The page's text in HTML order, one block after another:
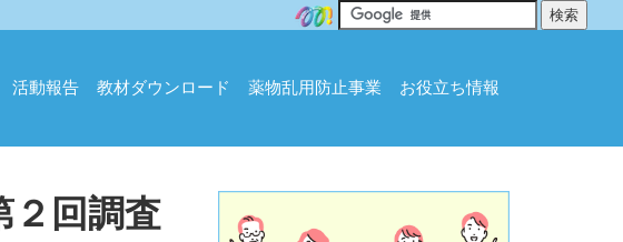
活動報告 教材ダウンロード 薬物乱用防止事業 お役立ち情報
２回調査